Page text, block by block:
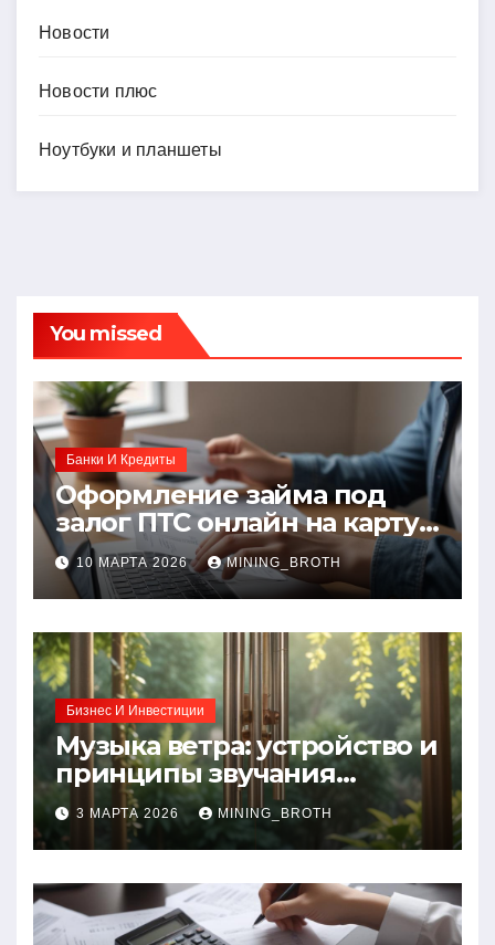
Новости
Новости плюс
Ноутбуки и планшеты
You missed
Банки И Кредиты
Оформление займа под
залог ПТС онлайн на карту
без визита в офис: порядок,
требования и документы
10 МАРТА 2026 MINING_BROTH
Бизнес И Инвестиции
Музыка ветра: устройство и
принципы звучания
колокольчиков
3 МАРТА 2026 MINING_BROTH